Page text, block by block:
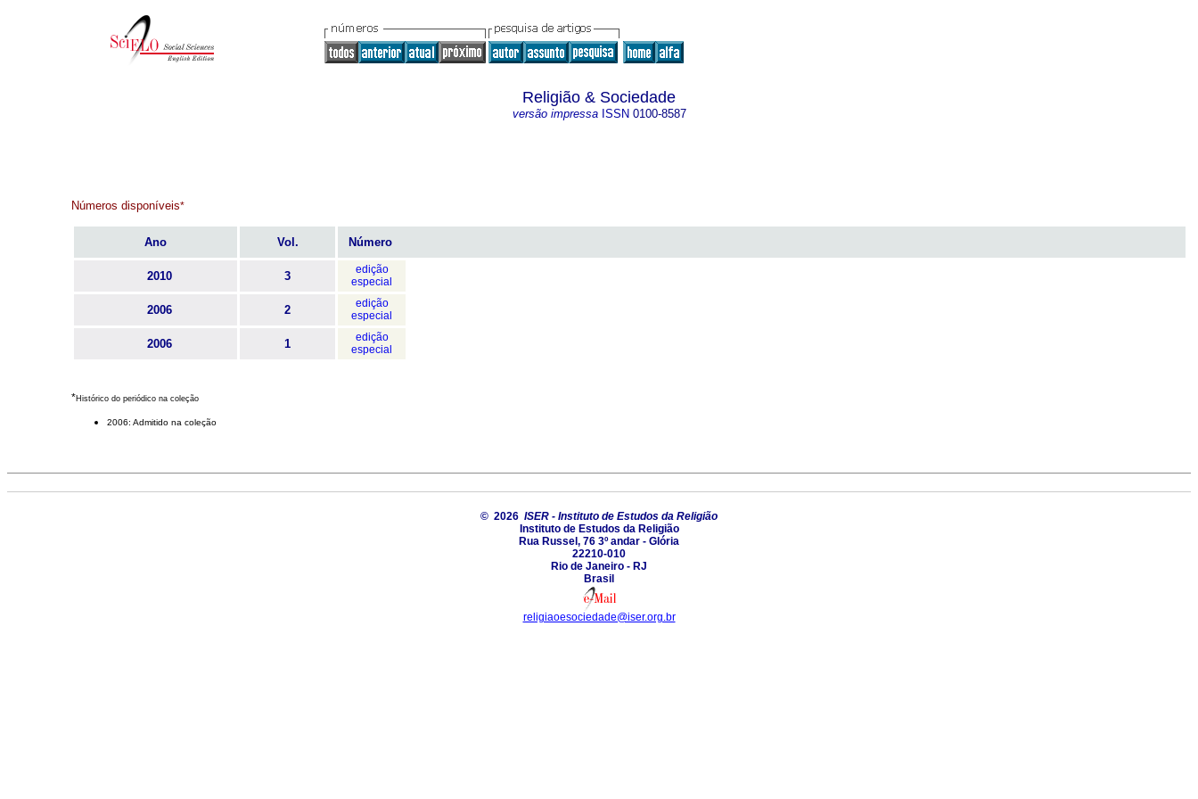
Religião & Sociedade
versão impressaISSN 0100-8587
Números disponíveis*
Ano Vol. Número
2010 3
edição
especial
2006 2
edição
especial
2006 1
edição
especial
*Histórico do periódico na coleção
2006: Admitido na coleção
© 2026 ISER - Instituto de Estudos da Religião
Instituto de Estudos da Religião
Rua Russel, 76 3º andar - Glória
22210-010
Rio de Janeiro - RJ
Brasil
religiaoesociedade@iser.org.br